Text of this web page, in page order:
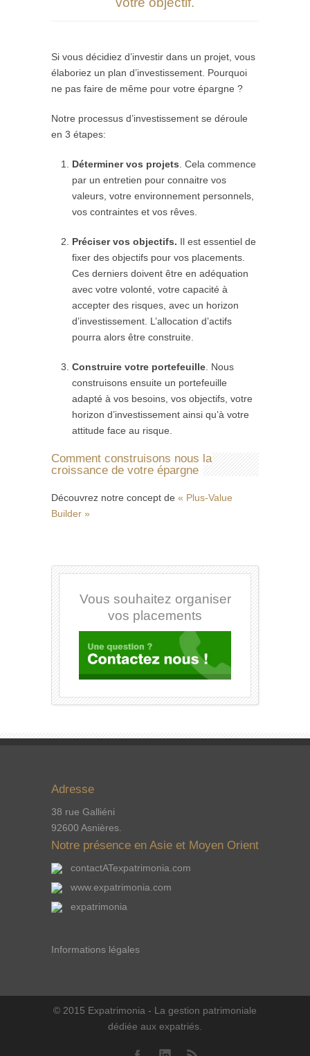
Si vous décidiez d’investir dans un projet, vous
élaboriez un plan d’investissement. Pourquoi
ne pas faire de même pour votre épargne ?
Notre processus d’investissement se déroule
en 3 étapes:
Déterminer vos projets . Cela commence
par un entretien pour connaitre vos
valeurs, votre environnement personnels,
vos contraintes et vos rêves.
Préciser vos objectifs. Il est essentiel de
fixer des objectifs pour vos placements.
Ces derniers doivent être en adéquation
avec votre volonté, votre capacité à
accepter des risques, avec un horizon
d’investissement. L’allocation d’actifs
pourra alors être construite.
Construire votre portefeuille . Nous
construisons ensuite un portefeuille
adapté à vos besoins, vos objectifs, votre
horizon d’investissement ainsi qu’à votre
attitude face au risque.
Comment construisons nous la
croissance de votre épargne
Découvrez notre concept de « Plus-Value
Builder »
Vous souhaitez organiser
vos placements
Adresse
38 rue Galliéni
92600 Asnières.
Notre présence en Asie et Moyen Orient
contactATexpatrimonia.com
www.expatrimonia.com
expatrimonia
Informations légales
© 2015 Expatrimonia - La gestion patrimoniale
dédiée aux expatriés.